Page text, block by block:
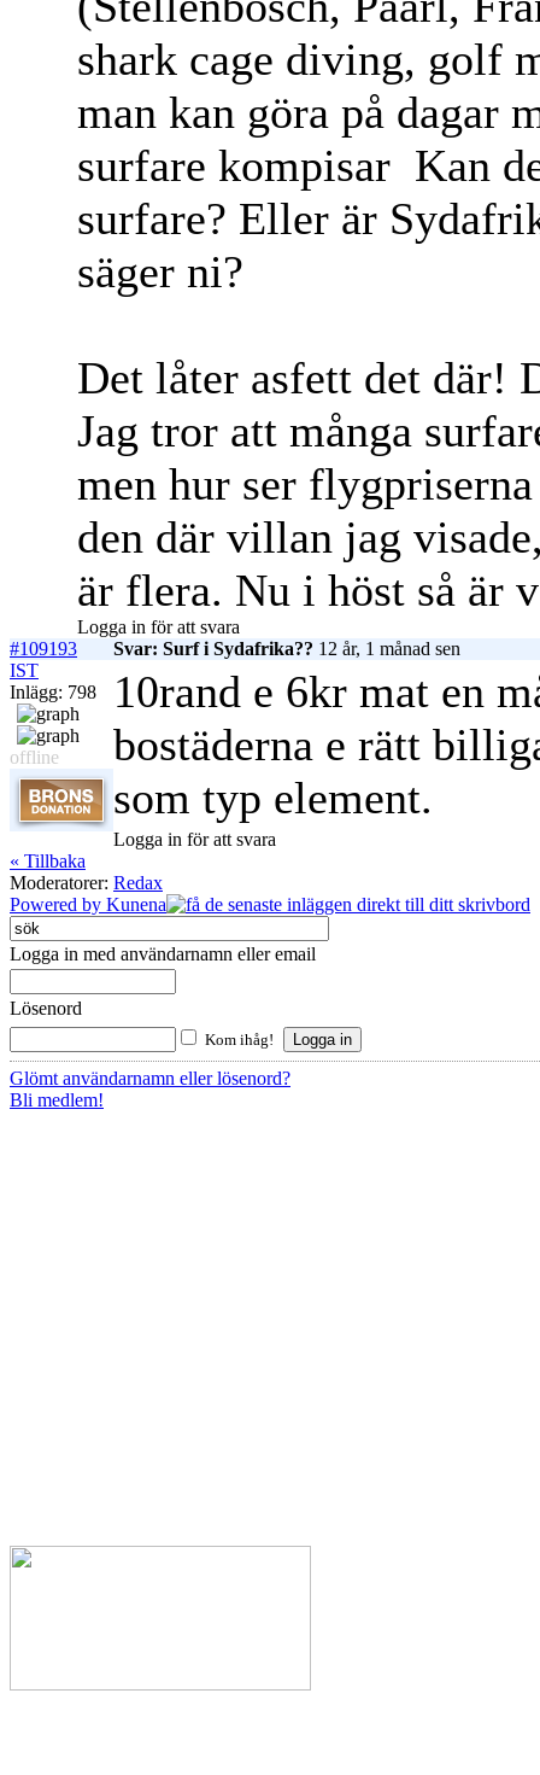
shark cage diving, golf
man kan göra på dagar
surfare kompisar Kan
surfare? Eller är
säger ni?
Det låter asfett det där!
Jag tror att många
men hur ser
den där villan jag
är flera. Nu i höst så är
Logga in för att svara
#109193
Svar: Surf i Sydafrika?? 12 år, 1 månad sen
IST
Inlägg: 798
offline
10rand e 6kr mat en
bostäderna e rätt
som typ element.
Logga in för att svara
« Tillbaka
Moderatorer: Redax
Powered by Kunena
Logga in med användarnamn eller email
Lösenord
Kom ihåg!
Glömt användarnamn eller lösenord?
Bli medlem!